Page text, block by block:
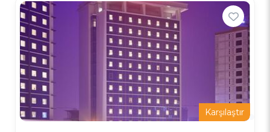
Karşılaştır